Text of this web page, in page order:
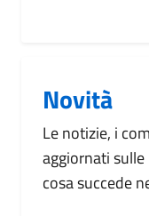
Novità
Le notizie, i
aggiornati
cosa succede